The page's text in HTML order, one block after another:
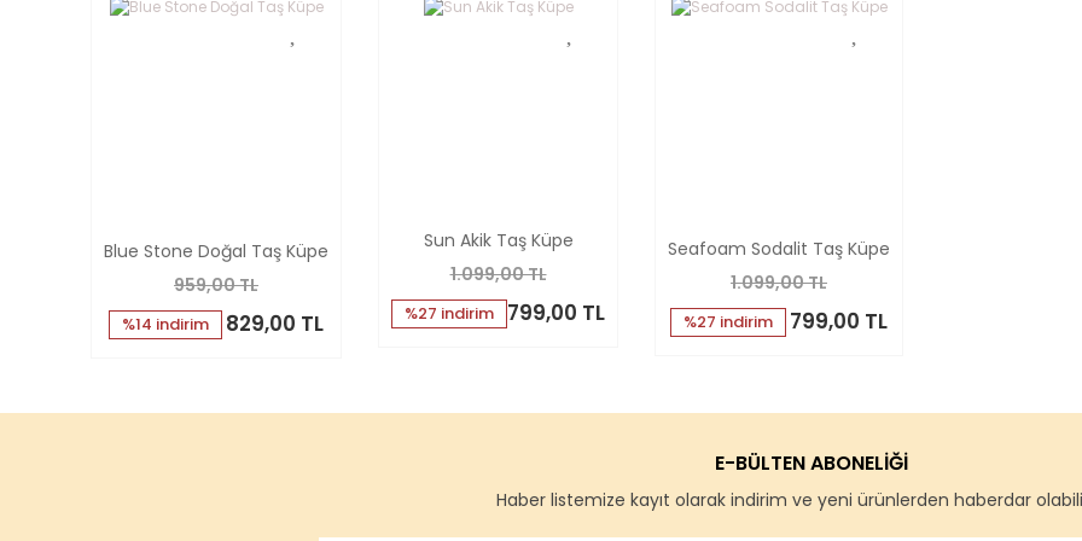
Blue Stone Doğal Taş Küpe
959,00 TL
%14 indirim 829,00 TL
Sun Akik Taş Küpe
1.099,00 TL
%27 indirim 799,00 TL
Seafoam Sodalit Taş Küpe
1.099,00 TL
%27 indirim 799,00 TL
E-BÜLTEN ABONELİĞİ
Haber listemize kayıt olarak indirim ve yeni ürünlerden haberdar